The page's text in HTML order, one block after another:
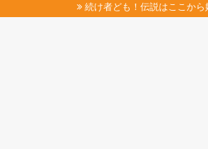
続け者ども！伝説はここから